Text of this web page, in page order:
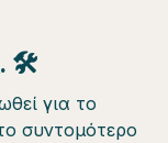
🛠
για το
συντομότερο